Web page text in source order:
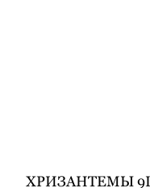
ХРИЗАНТЕМЫ